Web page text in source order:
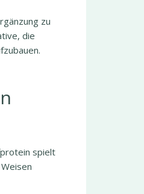
zu
die
spielt